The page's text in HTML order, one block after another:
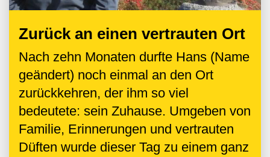
Zurück an einen vertrauten Ort
Nach zehn Monaten durfte Hans (Name
geändert) noch einmal an den Ort
zurückkehren, der ihm so viel
bedeutete: sein Zuhause. Umgeben von
Familie, Erinnerungen und vertrauten
Düften wurde dieser Tag zu einem ganz